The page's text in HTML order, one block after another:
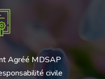
Agréé MDSAP
civile